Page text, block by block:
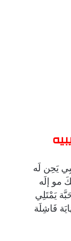
يَحِن لَه
مو إلَه
يَمْتَلِي
فَاشِلَة